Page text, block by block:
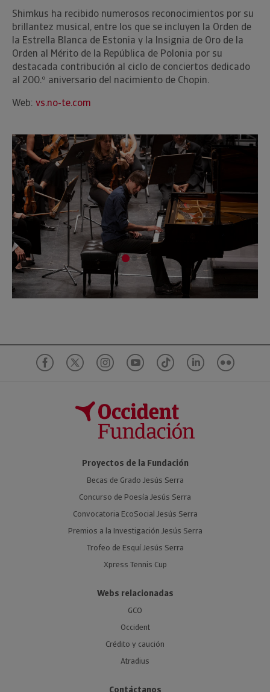
Shimkus ha recibido numerosos reconocimientos por su
brillantez musical, entre los que se incluyen la Orden de
la Estrella Blanca de Estonia y la Insignia de Oro de la
Orden al Mérito de la República de Polonia por su
destacada contribución al ciclo de conciertos dedicado
al 200.º aniversario del nacimiento de Chopin.
Web: vs.no-te.com
Proyectos de la Fundación
Becas de Grado Jesús Serra
Concurso de Poesía Jesús Serra
Convocatoria EcoSocial Jesús Serra
Premios a la Investigación Jesús Serra
Trofeo de Esquí Jesús Serra
Xpress Tennis Cup
Webs relacionadas
GCO
Occident
Crédito y caución
Atradius